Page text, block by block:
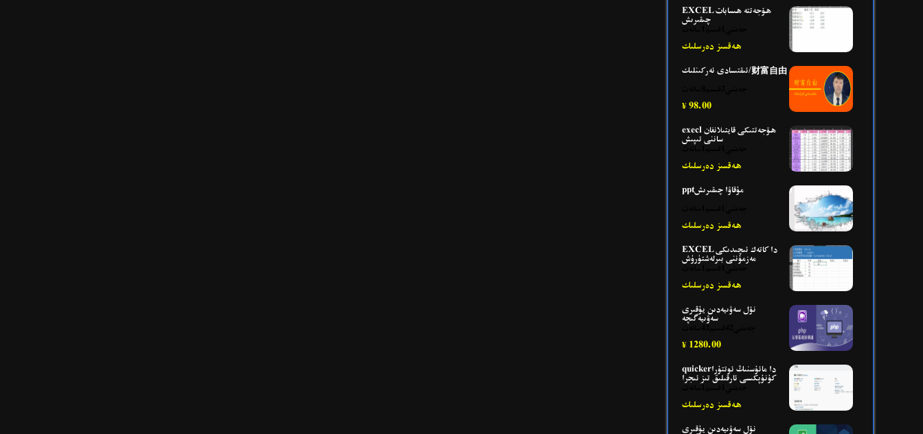
EXCEL ھۆجەتتە ھىسابات
چىقىرىش
ھەقسىز دەرسلىك
ئىقتىسادى ئەركىنلىك/财富自由
¥ 98.00
execl ھۆجەتتىكى قايتىلانغان
ساننى تىپىش
ھەقسىز دەرسلىك
pptمۇقاۋا چىقىرىش
ھەقسىز دەرسلىك
EXCEL دا كاتەك ئىچىدىكى
مەزمۇننى بىرلەشتۈرۈش
ھەقسىز دەرسلىك
نۆل سەۋىيەدىن يۇقىرى
سەۋىيەگىچە
¥ 1280.00
quickerدا مائۇسنىڭ ئوتتۇرا
كۇنۇپكىسى ئارقىلىق تىز ئىجرا
قىلىش
ھەقسىز دەرسلىك
نۆل سەۋىيەدىن يۇقىرى